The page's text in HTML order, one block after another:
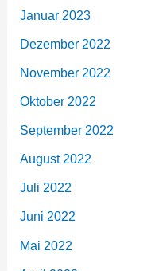
Januar 2023
Dezember 2022
November 2022
Oktober 2022
September 2022
August 2022
Juli 2022
Juni 2022
Mai 2022